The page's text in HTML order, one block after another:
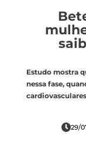
Estudo mostra
nessa fase,
29/